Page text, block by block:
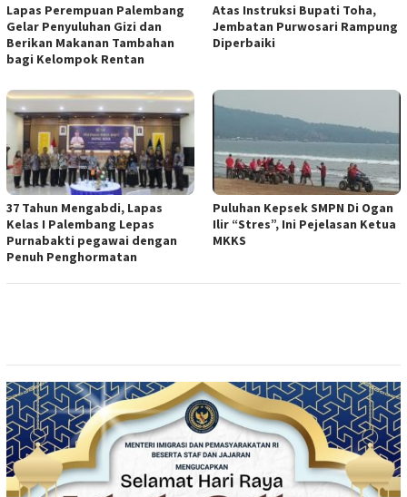
Lapas Perempuan Palembang
Gelar Penyuluhan Gizi dan
Berikan Makanan Tambahan
bagi Kelompok Rentan
Atas Instruksi Bupati Toha,
Jembatan Purwosari Rampung
Diperbaiki
37 Tahun Mengabdi, Lapas
Kelas I Palembang Lepas
Purnabakti pegawai dengan
Penuh Penghormatan
Puluhan Kepsek SMPN Di Ogan
Ilir “Stres”, Ini Pejelasan Ketua
MKKS